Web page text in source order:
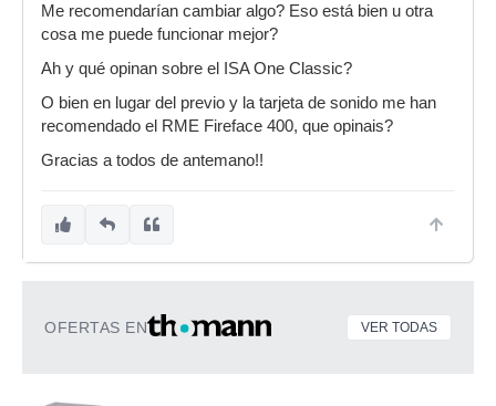
Me recomendarían cambiar algo? Eso está bien u otra
cosa me puede funcionar mejor?
Ah y qué opinan sobre el ISA One Classic?
O bien en lugar del previo y la tarjeta de sonido me han
recomendado el RME Fireface 400, que opinais?
Gracias a todos de antemano!!
OFERTAS EN VER TODAS